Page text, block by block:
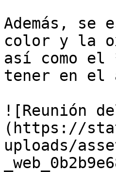
Además,
color y la
así como el
tener en
![Reunión
(https://
uploads/